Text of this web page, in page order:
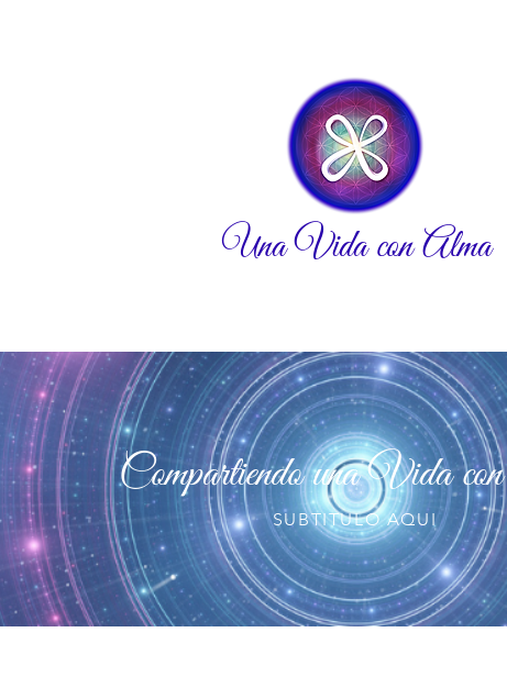
Una Vida con Alma
Compartiendo una Vida
SUBTITULO AQUI